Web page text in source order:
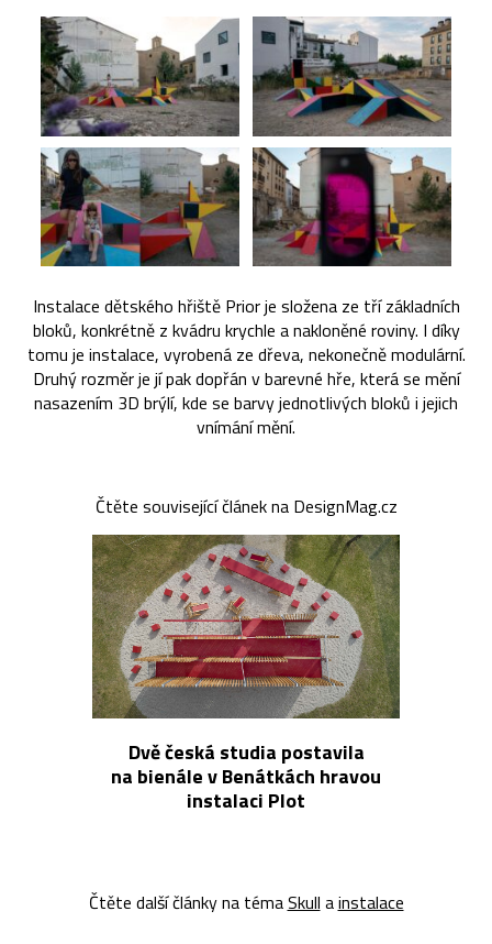
Instalace dětského hřiště Prior je složena ze tří základních
bloků, konkrétně z kvádru krychle a nakloněné roviny. I díky
tomu je instalace, vyrobená ze dřeva, nekonečně modulární.
Druhý rozměr je jí pak dopřán v barevné hře, která se mění
nasazením 3D brýlí, kde se barvy jednotlivých bloků i jejich
vnímání mění.
Čtěte související článek na DesignMag.cz
Dvě česká studia postavila
na bienále v Benátkách hravou
instalaci Plot
Čtěte další články na témaSkull ainstalace